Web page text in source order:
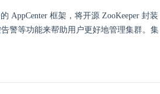
AppCenter 框架，将开源 ZooKeeper 封装
警等功能来帮助用户更好地管理集群。集